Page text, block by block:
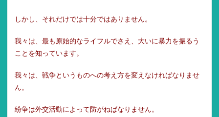
しかし、それだけでは十分ではありません。
我々は、最も原始的なライフルでさえ、大いに暴力を振るう
ことを知っています。
我々は、戦争というものへの考え方を変えなければなりませ
ん。
紛争は外交活動によって防がねばなりません。